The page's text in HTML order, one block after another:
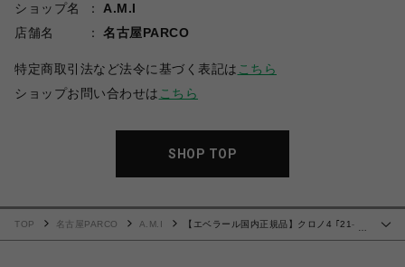
ショップ名
A.M.I
店舗名
名古屋PARCO
特定商取引法など法令に基づく表記は こちら
ショップお問い合わせは こちら
SHOP TOP
…
TOP 名古屋PARCO A.M.I
【エベラール国内正規品】クロノ4 ｢21-